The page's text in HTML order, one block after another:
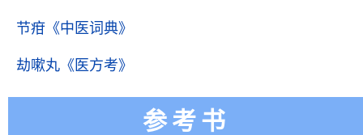
节疳 《中医词典》
劫嗽丸 《医方考》
参考书